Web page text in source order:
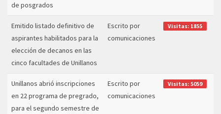
de posgrados
Emitido listado definitivo de
aspirantes habilitados para la
elección de decanos en las
cinco facultades de Unillanos
Escrito por
comunicaciones
Visitas: 1855
Unillanos abrió inscripciones
en 22 programa de pregrado,
para el segundo semestre de
Escrito por
comunicaciones
Visitas: 5059